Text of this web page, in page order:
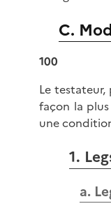
C.
100
Le testateur,
façon la
une
1.
a.